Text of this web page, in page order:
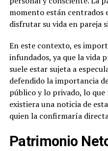
momento están centrados
disfrutar su vida en pareja
En este contexto, es
infundados, ya que la vida
suele estar sujeta a
defendido la importancia
público y lo privado, lo que
existiera una noticia de
quien la confirmaría
Patrimonio